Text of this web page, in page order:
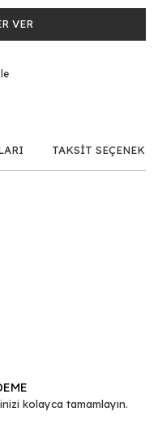
VER
TAKSİT
kolayca tamamlayın.